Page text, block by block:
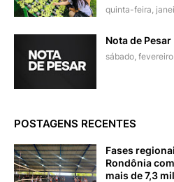
quinta-feira,
Nota de Pesar
sábado,
POSTAGENS RECENTES
Fases
Rondônia
mais de 7,3